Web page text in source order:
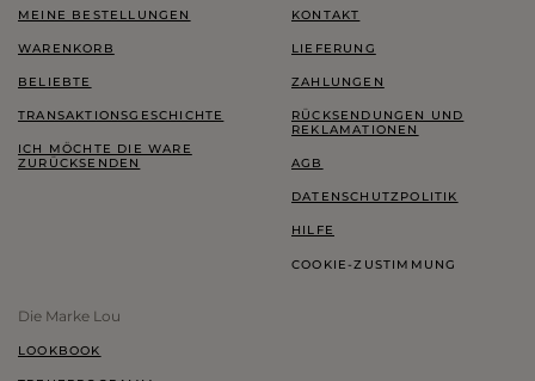
MEINE BESTELLUNGEN
WARENKORB
BELIEBTE
TRANSAKTIONSGESCHICHTE
ICH MÖCHTE DIE WARE
ZURÜCKSENDEN
KONTAKT
LIEFERUNG
ZAHLUNGEN
RÜCKSENDUNGEN UND
REKLAMATIONEN
AGB
DATENSCHUTZPOLITIK
HILFE
COOKIE-ZUSTIMMUNG
Die Marke Lou
LOOKBOOK